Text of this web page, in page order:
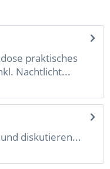
praktisches
Nachtlicht...
diskutieren...